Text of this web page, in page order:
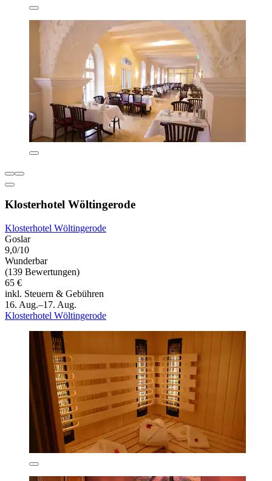
Klosterhotel Wöltingerode
Klosterhotel Wöltingerode
Goslar
9,0/10
Wunderbar
(139 Bewertungen)
65 €
inkl. Steuern & Gebühren
16. Aug.–17. Aug.
Klosterhotel Wöltingerode